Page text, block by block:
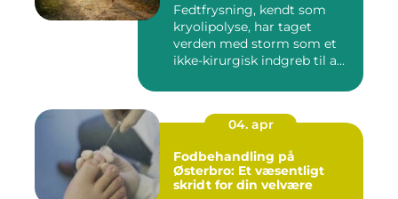
Fedtfrysning, kendt som
kryolipolyse, har taget
verden med storm som et
ikke-kirurgisk indgreb til a...
04. apr
Fodbehandling på
Østerbro: Et væsentligt
skridt for din velvære